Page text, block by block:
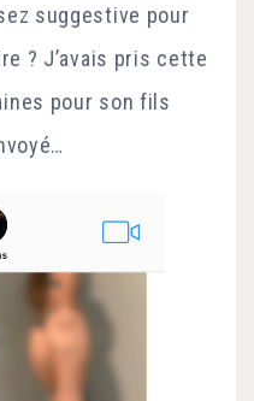
suggestive pour
? J’avais pris cette
pour son fils